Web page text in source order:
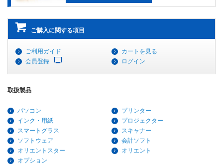
ご購入に関する項目
ご利用ガイド
カートを見る
会員登録
ログイン
取扱製品
パソコン
プリンター
インク・用紙
プロジェクター
スマートグラス
スキャナー
ソフトウェア
会計ソフト
オリエントスター
オリエント
オプション